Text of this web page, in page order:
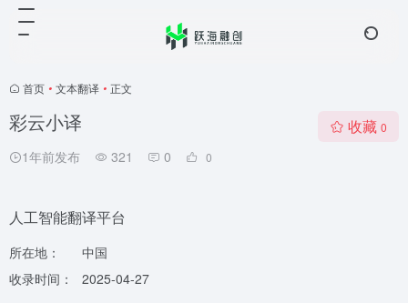
首页 • 文本翻译 • 正文
彩云小译
1年前发布 321 0 0
收藏 0
人工智能翻译平台
所在地：
中国
收录时间：
2025-04-27